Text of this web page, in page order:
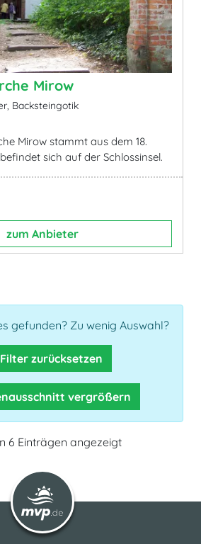
Mirow
Backsteingotik
Mirow stammt aus dem 18.
sich auf der Schlossinsel.
zum Anbieter
gefunden? Zu wenig Auswahl?
Filter zurücksetzen
vergrößern
6 Einträgen angezeigt